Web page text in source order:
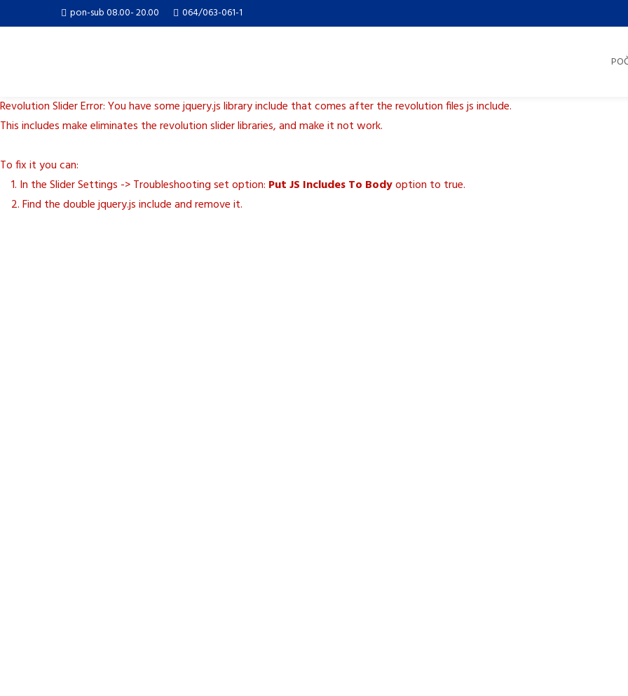
pon-sub 08.00- 20.00 064/063-061-1
Revolution Slider Error: You have some jquery.js library include that comes after the revolution files js include.
This includes make eliminates the revolution slider libraries, and make it not work.
To fix it you can:
1. In the Slider Settings -> Troubleshooting set option: Put JS Includes To Bodyoption to true.
2. Find the double jquery.js include and remove it.